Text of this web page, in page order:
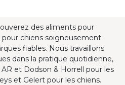
des aliments pour
chiens soigneusement
fiables. Nous travaillons
dans la pratique quotidienne,
AR et Dodson & Horrell pour les
et Gelert pour les chiens.